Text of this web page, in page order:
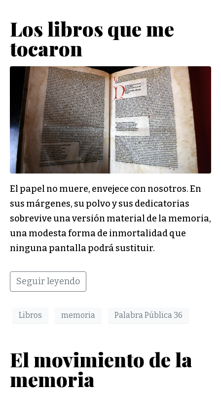
Los libros que me
tocaron
El papel no muere, envejece con nosotros. En
sus márgenes, su polvo y sus dedicatorias
sobrevive una versión material de la memoria,
una modesta forma de inmortalidad que
ninguna pantalla podrá sustituir.
Seguir leyendo
Libros memoria Palabra Pública 36
​​​El movimiento de la
memoria